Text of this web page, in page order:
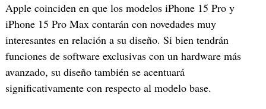
Apple coinciden en que los modelos iPhone 15 Pro y
iPhone 15 Pro Max contarán con novedades muy
interesantes en relación a su diseño. Si bien tendrán
funciones de software exclusivas con un hardware más
avanzado, su diseño también se acentuará
significativamente con respecto al modelo base.